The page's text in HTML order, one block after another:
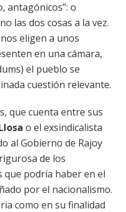
antagónicos”: o
las dos cosas a la vez.
eligen a unos
en una cámara,
el pueblo se
cuestión relevante.
que cuenta entre sus
o el exsindicalista
al Gobierno de Rajoy
de los
podría haber en el
por el nacionalismo.
como en su finalidad